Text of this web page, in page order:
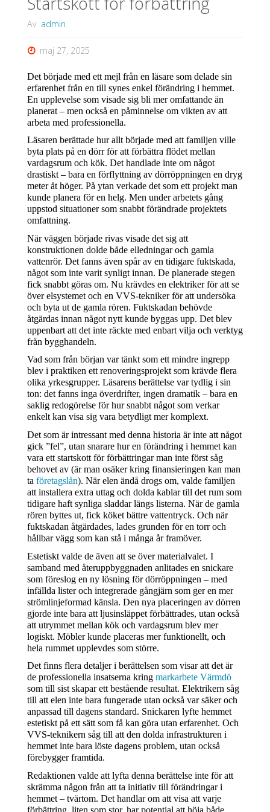
Av admin
maj 27, 2025
Det började med ett mejl från en läsare som delade sin
erfarenhet från en till synes enkel förändring i hemmet.
En upplevelse som visade sig bli mer omfattande än
planerat – men också en påminnelse om vikten av att
arbeta med professionella.
Läsaren berättade hur allt började med att familjen ville
byta plats på en dörr för att förbättra flödet mellan
vardagsrum och kök. Det handlade inte om något
drastiskt – bara en förflyttning av dörröppningen en dryg
meter åt höger. På ytan verkade det som ett projekt man
kunde planera för en helg. Men under arbetets gång
uppstod situationer som snabbt förändrade projektets
omfattning.
När väggen började rivas visade det sig att
konstruktionen dolde både elledningar och gamla
vattenrör. Det fanns även spår av en tidigare fuktskada,
något som inte varit synligt innan. De planerade stegen
fick snabbt göras om. Nu krävdes en elektriker för att se
över elsystemet och en VVS-tekniker för att undersöka
och byta ut de gamla rören. Fuktskadan behövde
åtgärdas innan något nytt kunde byggas upp. Det blev
uppenbart att det inte räckte med enbart vilja och verktyg
från bygghandeln.
Vad som från början var tänkt som ett mindre ingrepp
blev i praktiken ett renoveringsprojekt som krävde flera
olika yrkesgrupper. Läsarens berättelse var tydlig i sin
ton: det fanns inga överdrifter, ingen dramatik – bara en
saklig redogörelse för hur snabbt något som verkar
enkelt kan visa sig vara betydligt mer komplext.
Det som är intressant med denna historia är inte att något
gick ”fel”, utan snarare hur en förändring i hemmet kan
vara ett startskott för förbättringar man inte först såg
behovet av (är man osäker kring finansieringen kan man
ta företagslån). När elen ändå drogs om, valde familjen
att installera extra uttag och dolda kablar till det rum som
tidigare haft synliga sladdar längs listerna. När de gamla
rören byttes ut, fick köket bättre vattentryck. Och när
fuktskadan åtgärdades, lades grunden för en torr och
hållbar vägg som kan stå i många år framöver.
Estetiskt valde de även att se över materialvalet. I
samband med återuppbyggnaden anlitades en snickare
som föreslog en ny lösning för dörröppningen – med
infällda lister och integrerade gångjärn som ger en mer
strömlinjeformad känsla. Den nya placeringen av dörren
gjorde inte bara att ljusinsläppet förbättrades, utan också
att utrymmet mellan kök och vardagsrum blev mer
logiskt. Möbler kunde placeras mer funktionellt, och
hela rummet upplevdes som större.
Det finns flera detaljer i berättelsen som visar att det är
de professionella insatserna kring markarbete Värmdö
som till sist skapar ett bestående resultat. Elektrikern såg
till att elen inte bara fungerade utan också var säker och
anpassad till dagens standard. Snickaren lyfte hemmet
estetiskt på ett sätt som få kan göra utan erfarenhet. Och
VVS-teknikern såg till att den dolda infrastrukturen i
hemmet inte bara löste dagens problem, utan också
förebygger framtida.
Redaktionen valde att lyfta denna berättelse inte för att
skrämma någon från att ta initiativ till förändringar i
hemmet – tvärtom. Det handlar om att visa att varje